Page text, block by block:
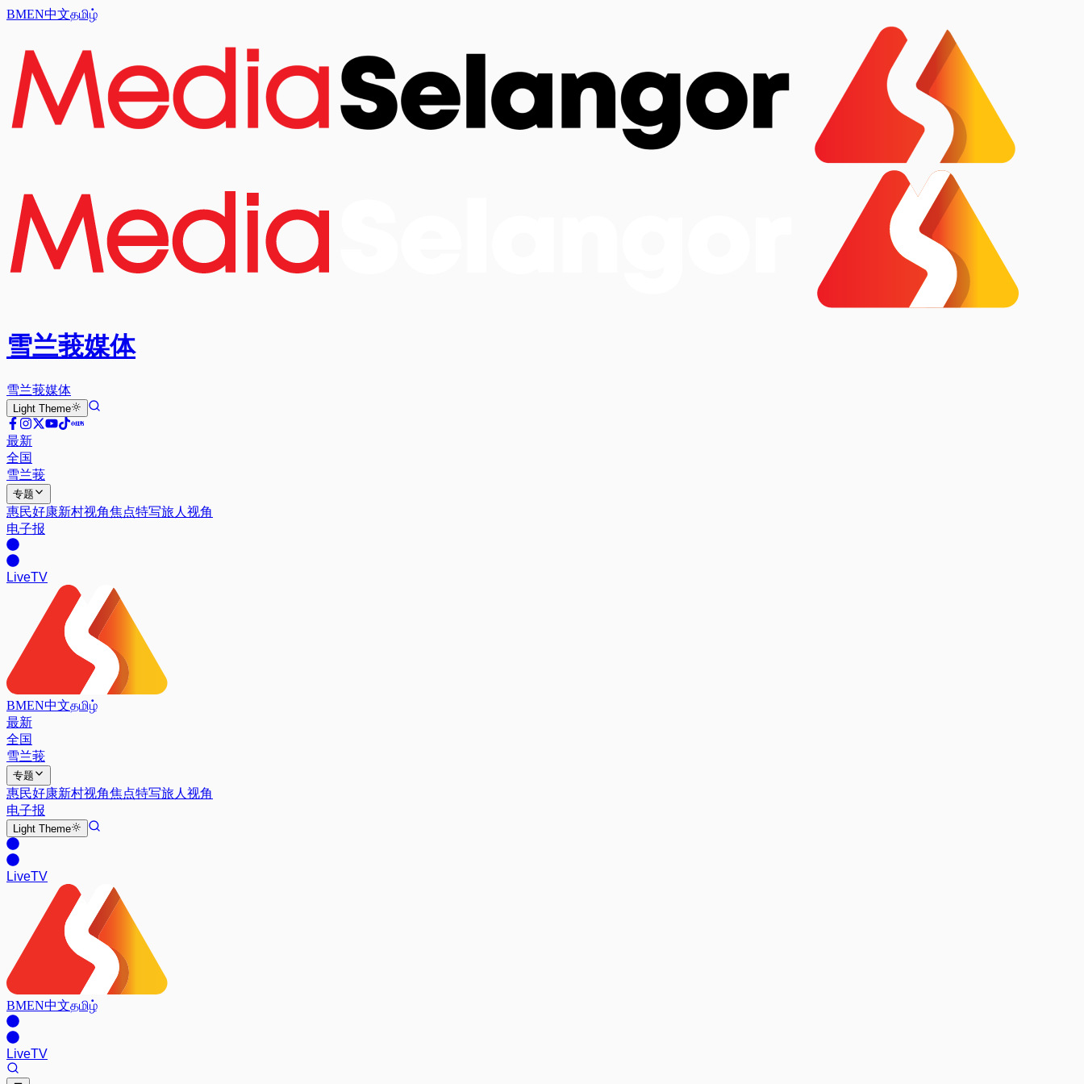
BMEN中文தமிழ்
雪兰莪媒体
雪兰莪媒体
Light Theme
最新
全国
雪兰莪
专题
惠民好康新村视角焦点特写旅人视角
电子报
LiveTV
BMEN中文தமிழ்
最新
全国
雪兰莪
专题
惠民好康新村视角焦点特写旅人视角
电子报
Light Theme
LiveTV
BMEN中文தமிழ்
LiveTV